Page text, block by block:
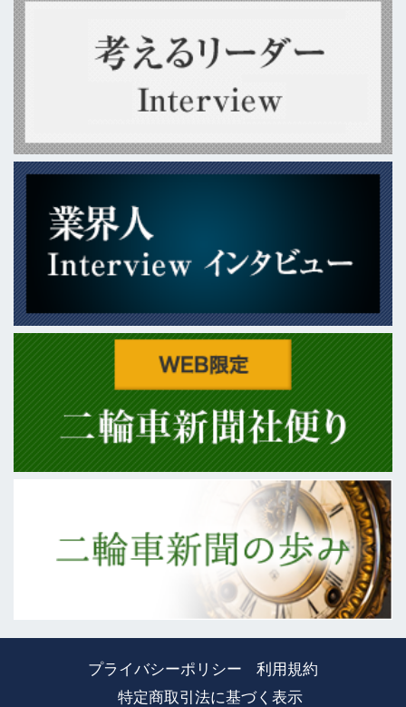
プライバシーポリシー
利用規約
特定商取引法に基づく表示